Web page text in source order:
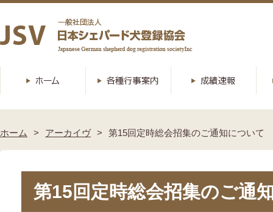
ホーム アーカイヴ 第15回定時総会招集のご通知について
第15回定時総会招集のご通